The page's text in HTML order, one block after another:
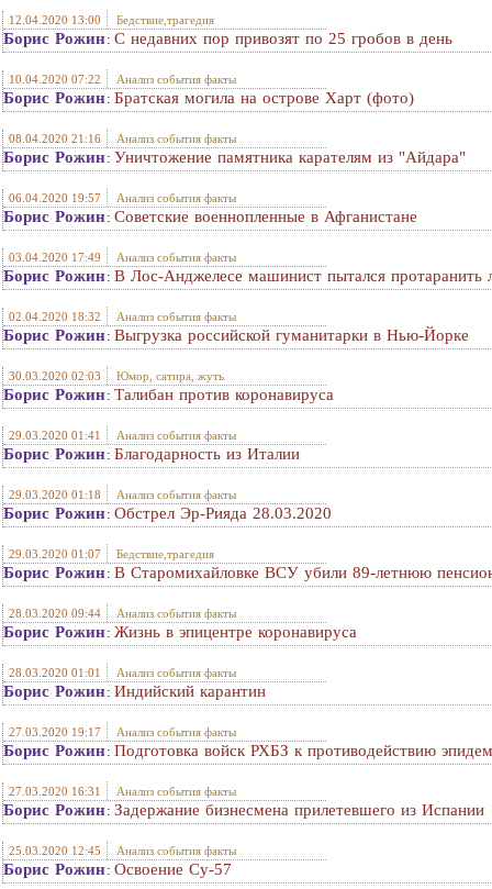
12.04.2020 13:00 Бедствие,трагедия
Борис Рожин: С недавних пор привозят по 25 гробов в день
10.04.2020 07:22 Анализ события факты
Борис Рожин: Братская могила на острове Харт (фото)
08.04.2020 21:16 Анализ события факты
Борис Рожин: Уничтожение памятника карателям из "Айдара"
06.04.2020 19:57 Анализ события факты
Борис Рожин: Советские военнопленные в Афганистане
03.04.2020 17:49 Анализ события факты
Борис Рожин: В Лос-Анджелесе машинист пытался протаранить
02.04.2020 18:32 Анализ события факты
Борис Рожин: Выгрузка российской гуманитарки в Нью-Йорке
30.03.2020 02:03 Юмор, сатира, жуть
Борис Рожин: Талибан против коронавируса
29.03.2020 01:41 Анализ события факты
Борис Рожин: Благодарность из Италии
29.03.2020 01:18 Анализ события факты
Борис Рожин: Обстрел Эр-Рияда 28.03.2020
29.03.2020 01:07 Бедствие,трагедия
Борис Рожин: В Старомихайловке ВСУ убили 89-летнюю
28.03.2020 09:44 Анализ события факты
Борис Рожин: Жизнь в эпицентре коронавируса
28.03.2020 01:01 Анализ события факты
Борис Рожин: Индийский карантин
27.03.2020 19:17 Анализ события факты
Борис Рожин: Подготовка войск РХБЗ к противодействию
27.03.2020 16:31 Анализ события факты
Борис Рожин: Задержание бизнесмена прилетевшего из Испании
25.03.2020 12:45 Анализ события факты
Борис Рожин: Освоение Су-57